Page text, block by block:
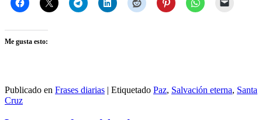
Me gusta esto:
Publicado en Frases diarias Etiquetado Paz, Salvación eterna, Santa
Cruz